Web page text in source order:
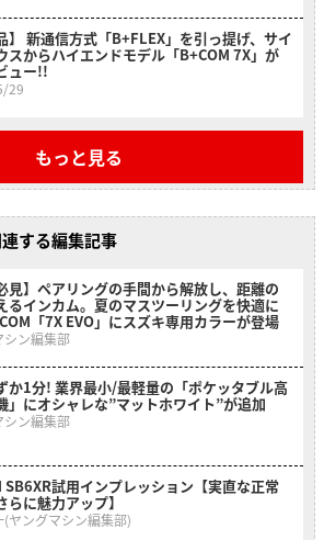
】 新通信方式「B+FLEX」を引っ提げ、サイ
スからハイエンドモデル「B+COM 7X」が
ュー!!
29
もっと見る
する編集記事
見】ペアリングの手間から解放し、距離の
るインカム。夏のマスツーリングを快適に
「7X EVO」にスズキ専用カラーが登場
シン編集部
か1分! 業界最小/最軽量の「ポケッタブル高
」にオシャレな”マットホワイト”が追加
シン編集部
SB6XR試用インプレッション【実直な正常
らに魅力アップ】
(ヤングマシン編集部)